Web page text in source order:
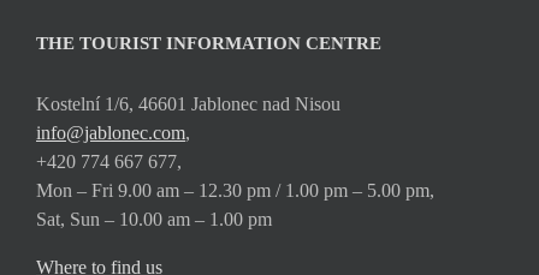
THE TOURIST INFORMATION CENTRE
Kostelní 1/6, 46601 Jablonec nad Nisou
info@jablonec.com,
+420 774 667 677,
Mon – Fri 9.00 am – 12.30 pm / 1.00 pm – 5.00 pm,
Sat, Sun – 10.00 am – 1.00 pm
Where to find us